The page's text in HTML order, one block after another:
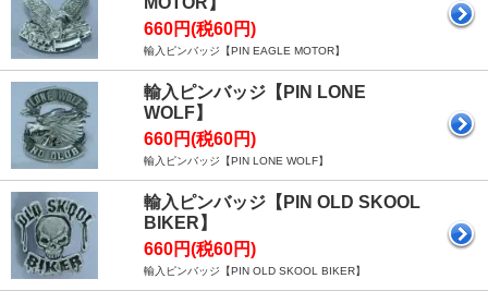
660円(税60円)
輸入ピンバッジ【PIN EAGLE MOTOR】
輸入ピンバッジ【PIN LONE
WOLF】
660円(税60円)
輸入ピンバッジ【PIN LONE WOLF】
輸入ピンバッジ【PIN OLD SKOOL
BIKER】
660円(税60円)
輸入ピンバッジ【PIN OLD SKOOL BIKER】